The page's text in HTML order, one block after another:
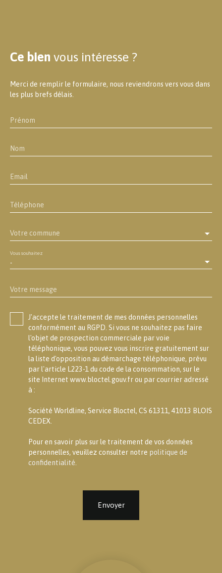
Ce bien vous intéresse ?
Merci de remplir le formulaire, nous reviendrons vers vous dans
les plus brefs délais.
Prénom
Nom
Email
Téléphone
Votre commune
-
Vous souhaitez
Votre message
J'accepte le traitement de mes données personnelles
conformément au RGPD. Si vous ne souhaitez pas faire
l'objet de prospection commerciale par voie
téléphonique, vous pouvez vous inscrire gratuitement sur
la liste d'opposition au démarchage téléphonique, prévu
par l'article L223-1 du code de la consommation, sur le
site Internet www.bloctel.gouv.fr ou par courrier adressé
à :
Société Worldline, Service Bloctel, CS 61311, 41013 BLOIS
CEDEX.
Pour en savoir plus sur le traitement de vos données
personnelles, veuillez consulter notre politique de
confidentialité.
Envoyer